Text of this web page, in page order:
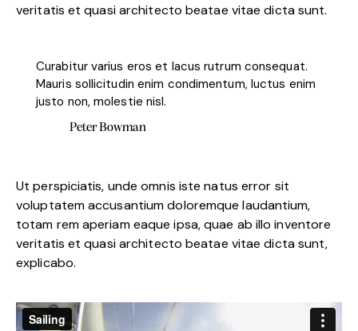
veritatis et quasi architecto beatae vitae dicta sunt.
Curabitur varius eros et lacus rutrum consequat.
Mauris sollicitudin enim condimentum, luctus enim
justo non, molestie nisl.
Peter Bowman
Ut perspiciatis, unde omnis iste natus error sit
voluptatem accusantium doloremque laudantium,
totam rem aperiam eaque ipsa, quae ab illo inventore
veritatis et quasi architecto beatae vitae dicta sunt,
explicabo.